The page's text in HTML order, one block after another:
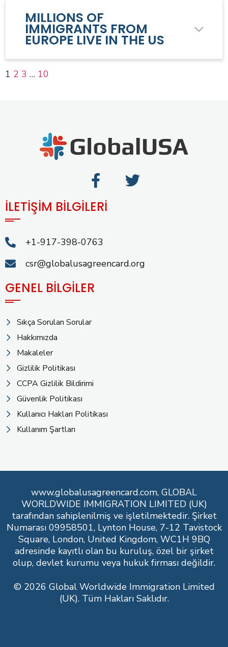
MILLIONS OF
IMMIGRANTS FROM
EUROPE LIVE IN THE US
1 2 3 … 10
İLETİŞİM BİLGİLERİ
+1-917-398-0763
csr@globalusagreencard.org
GENEL BİLGİLER
Sıkça Sorulan Sorular
Hakkımızda
Makaleler
Gizlilik Politikası
CCPA Gizlilik Bildirimi
Güvenlik Politikası
Kullanıcı Hakları Politikası
Kullanım Şartları
www.globalusagreencard.com, GLOBAL
WORLDWIDE IMMIGRATION LIMITED (UK)
tarafından sahiplenilmiş ve işletilmektedir. Şirket
Numarası 09958501, Lynton House, 7-12 Tavistock
Square, London, United Kingdom, WC1H 9BQ
adresinde kayıtlı olan bu kuruluş, özel bir şirket
olup, devlet kurumu veya hukuk firması değildir.
© 2026 Global Worldwide Immigration Limited
(UK). Tüm Hakları Saklıdır.